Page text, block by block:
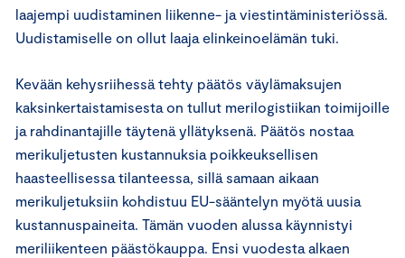
laajempi uudistaminen liikenne- ja viestintäministeriössä.
Uudistamiselle on ollut laaja elinkeinoelämän tuki.
Kevään kehysriihessä tehty päätös väylämaksujen
kaksinkertaistamisesta on tullut merilogistiikan toimijoille
ja rahdinantajille täytenä yllätyksenä. Päätös nostaa
merikuljetusten kustannuksia poikkeuksellisen
haasteellisessa tilanteessa, sillä samaan aikaan
merikuljetuksiin kohdistuu EU-sääntelyn myötä uusia
kustannuspaineita. Tämän vuoden alussa käynnistyi
meriliikenteen päästökauppa. Ensi vuodesta alkaen